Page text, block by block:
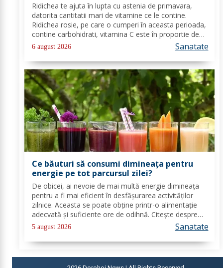
Ridichea te ajuta în lupta cu astenia de primavara,
datorita cantitatii mari de vitamine ce le contine.
Ridichea rosie, pe care o cumperi în aceasta perioada,
contine carbohidrati, vitamina C este în proportie de
25%, vitamina B, acid folic, potasiu, magneziu si multe
alte componente ce-ti sunt de...
6 august 2026 Sanatate
Ce băuturi să consumi dimineața pentru
energie pe tot parcursul zilei?
De obicei, ai nevoie de mai multă energie dimineața
pentru a fi mai eficient în desfășurarea activităților
zilnice. Aceasta se poate obține printr-o alimentație
adecvată și suficiente ore de odihnă. Citește despre
băuturile care pot oferi energie dimineața. În general,
oamenii aleg să bea cafea...
5 august 2026 Sanatate